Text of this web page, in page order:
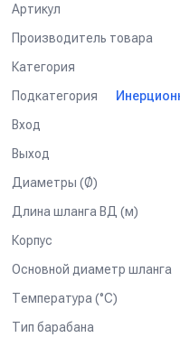
Артикул
Производитель товара
Категория
Подкатегория
Вход
Выход
Диаметры (Ø)
Длина шланга ВД (м)
Корпус
Основной диаметр шланга
Температура (°C)
Тип барабана